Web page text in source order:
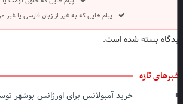
پیام هایی که به غیر از زبان فارسی یا غیر
بسته شده است.
تازه
خرید آمبولانس برای اورژانس بوشهر